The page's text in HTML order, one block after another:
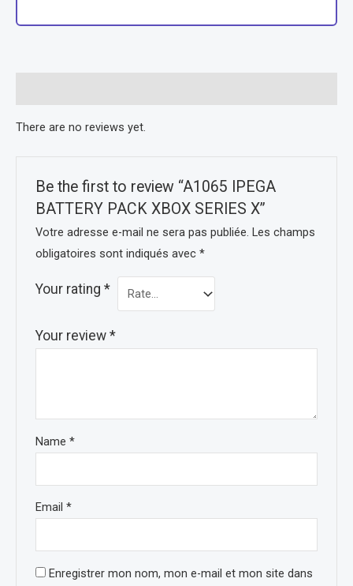
There are no reviews yet.
Be the first to review “A1065 IPEGA
BATTERY PACK XBOX SERIES X”
Votre adresse e-mail ne sera pas publiée. Les champs
obligatoires sont indiqués avec*
Your rating*
Your review*
Name*
Email*
Enregistrer mon nom, mon e-mail et mon site dans